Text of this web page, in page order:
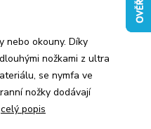
nebo okouny. Díky
nožkami z ultra
se nymfa ve
nožky dodávají
celý popis